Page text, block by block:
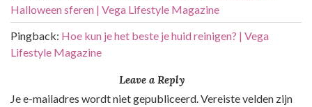
Halloween sferen | Vega Lifestyle Magazine
Pingback: Hoe kun je het beste je huid reinigen? | Vega
Lifestyle Magazine
Leave a Reply
Je e-mailadres wordt niet gepubliceerd. Vereiste velden zijn